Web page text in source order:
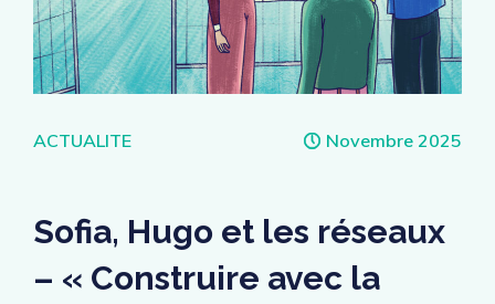
Catégories
ACTUALITE Novembre 2025
Sofia, Hugo et les réseaux
– « Construire avec la